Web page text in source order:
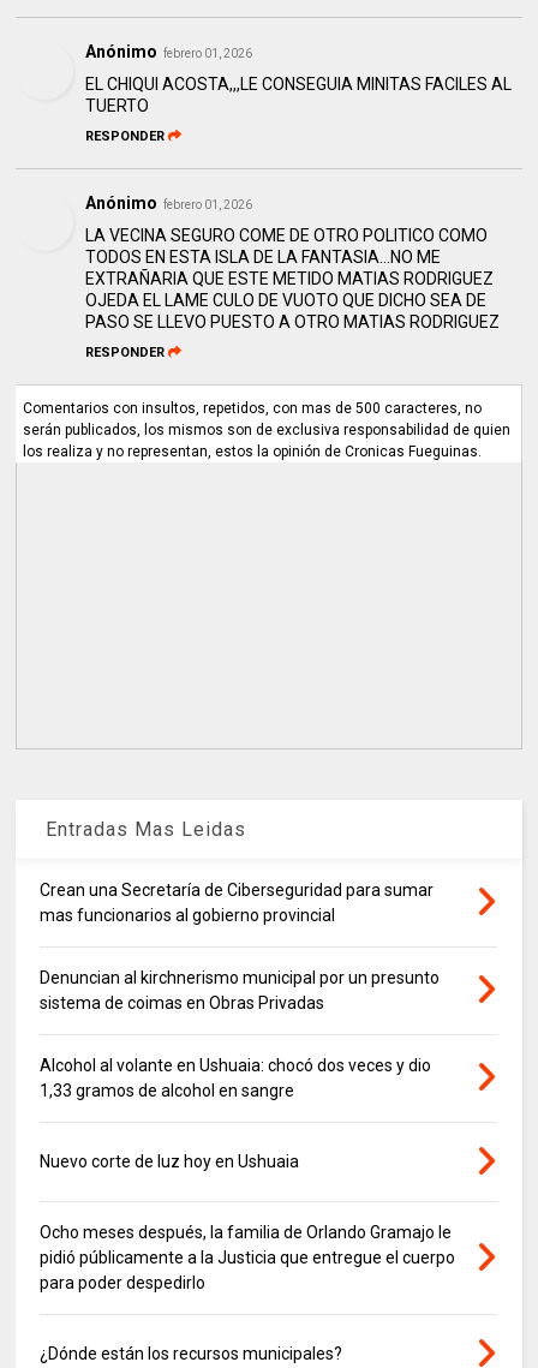
Anónimo febrero 01, 2026
EL CHIQUI ACOSTA,,,LE CONSEGUIA MINITAS FACILES AL
TUERTO
RESPONDER
Anónimo febrero 01, 2026
LA VECINA SEGURO COME DE OTRO POLITICO COMO
TODOS EN ESTA ISLA DE LA FANTASIA...NO ME
EXTRAÑARIA QUE ESTE METIDO MATIAS RODRIGUEZ
OJEDA EL LAME CULO DE VUOTO QUE DICHO SEA DE
PASO SE LLEVO PUESTO A OTRO MATIAS RODRIGUEZ
RESPONDER
Comentarios con insultos, repetidos, con mas de 500 caracteres, no
serán publicados, los mismos son de exclusiva responsabilidad de quien
los realiza y no representan, estos la opinión de Cronicas Fueguinas.
Entradas Mas Leidas
Crean una Secretaría de Ciberseguridad para sumar
mas funcionarios al gobierno provincial
Denuncian al kirchnerismo municipal por un presunto
sistema de coimas en Obras Privadas
Alcohol al volante en Ushuaia: chocó dos veces y dio
1,33 gramos de alcohol en sangre
Nuevo corte de luz hoy en Ushuaia
Ocho meses después, la familia de Orlando Gramajo le
pidió públicamente a la Justicia que entregue el cuerpo
para poder despedirlo
¿Dónde están los recursos municipales?